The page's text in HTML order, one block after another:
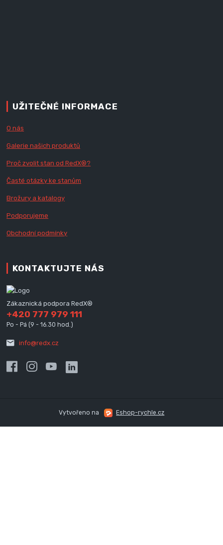
UŽITEČNÉ INFORMACE
O nás
Galerie našich produktů
Proč zvolit stan od RedX®?
Časté otázky ke stanům
Brožury a katalogy
Podporujeme
Obchodní podmínky
KONTAKTUJTE NÁS
Zákaznická podpora RedX®
+420 777 979 111
Po - Pá (9 - 16.30 hod.)
info@redx.cz
Vytvořeno na Eshop-rychle.cz